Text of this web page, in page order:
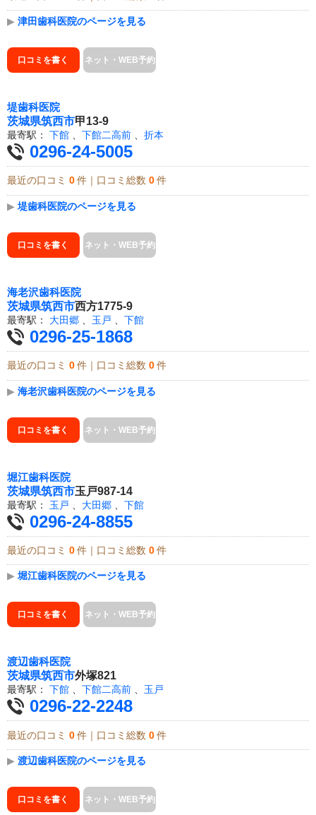
▶ 津田歯科医院のページを見る
口コミを書く ネット・WEB予約
堤歯科医院
茨城県筑西市甲13-9
最寄駅： 下館 下館二高前 折本
0296-24-5005
最近の口コミ 0 件｜口コミ総数 0 件
▶ 堤歯科医院のページを見る
口コミを書く ネット・WEB予約
海老沢歯科医院
茨城県筑西市西方1775-9
最寄駅： 大田郷 玉戸 下館
0296-25-1868
最近の口コミ 0 件｜口コミ総数 0 件
▶ 海老沢歯科医院のページを見る
口コミを書く ネット・WEB予約
堀江歯科医院
茨城県筑西市玉戸987-14
最寄駅： 玉戸 大田郷 下館
0296-24-8855
最近の口コミ 0 件｜口コミ総数 0 件
▶ 堀江歯科医院のページを見る
口コミを書く ネット・WEB予約
渡辺歯科医院
茨城県筑西市外塚821
最寄駅： 下館 、 下館二高前 、 玉戸
0296-22-2248
最近の口コミ 0 件｜口コミ総数 0 件
▶ 渡辺歯科医院のページを見る
口コミを書く ネット・WEB予約